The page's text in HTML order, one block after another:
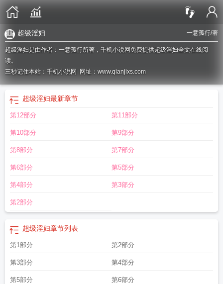
一意孤行/著
超级淫妇
超级淫妇是由作者：一意孤行所著，千机小说网免费提供超级淫妇全文在线阅
读。
三秒记住本站：千机小说网 网址：www.qianjixs.com
超级淫妇最新章节
第12部分 第11部分
第10部分 第9部分
第8部分 第7部分
第6部分 第5部分
第4部分 第3部分
第2部分
超级淫妇章节列表
第1部分 第2部分
第3部分 第4部分
第5部分 第6部分